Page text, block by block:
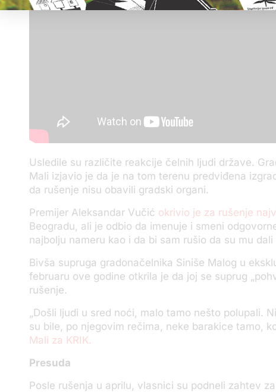
Usledile su različite reakcije čelnih ljudi države.
Mali izjavio je da je na tom terenu predviđena
da rušenje nisu obavili gradski organi.
Premijer Aleksandar Vučić okrivio je za rušenje
Beogradu, ali je odbio da imenuje i smeni
najbolju nameru kao i da bi sam rušio da su mu dali
Bivša supruga gradonačelnika Siniše Malog u
februaru ove godine otkrila je da joj se suprug
rušenje.
Došli ljudi u sred noći, malo tamo nešto polupali.
su bile, po njegovim rečima, neke barakice tamo,
Mali za KRIK.
Presuda
Posle rušenja u aprilu, vlasnici su podneli zahtev